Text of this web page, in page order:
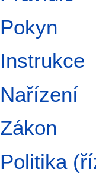
Pokyn
Instrukce
Nařízení
Zákon
Politika